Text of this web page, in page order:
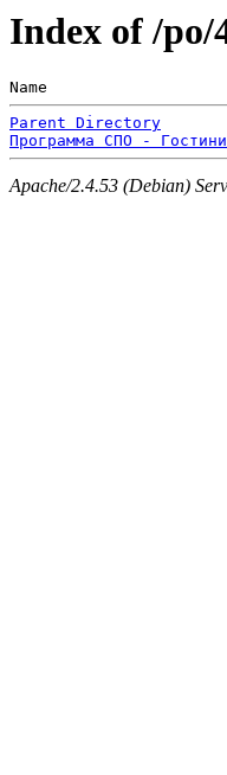
Index of /po/
Name
Parent Directory
Программа СПО -
Apache/2.4.53 (Debian)